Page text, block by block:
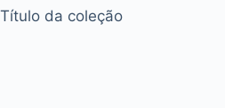
Título da coleção